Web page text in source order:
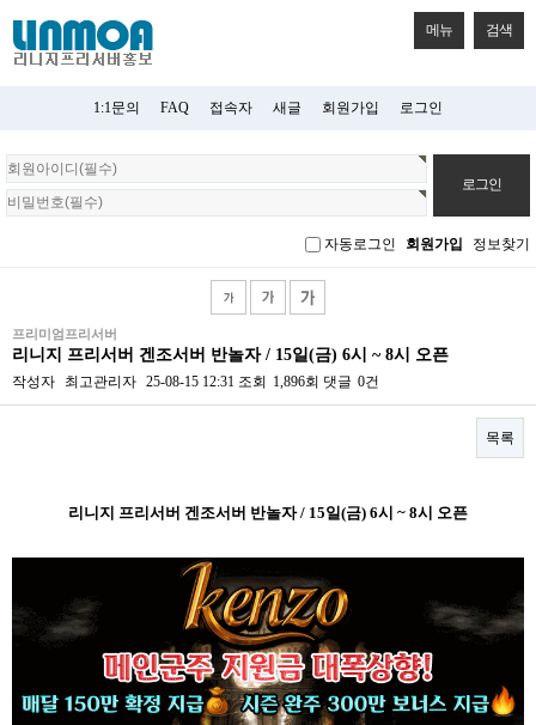
메뉴 검색
1:1문의 FAQ 접속자 새글 회원가입 로그인
회
원
로
자동로그인 회원가입 정보찾기
프리미엄프리서버
리니지 프리서버 겐조서버 반놀자 / 15일(금) 6시 ~ 8시 오픈
작성자 최고관리자 25-08-15 12:31 조회 1,896회 댓글 0건
목록
리니지 프리서버 겐조서버 반놀자 / 15일(금) 6시 ~ 8시 오픈